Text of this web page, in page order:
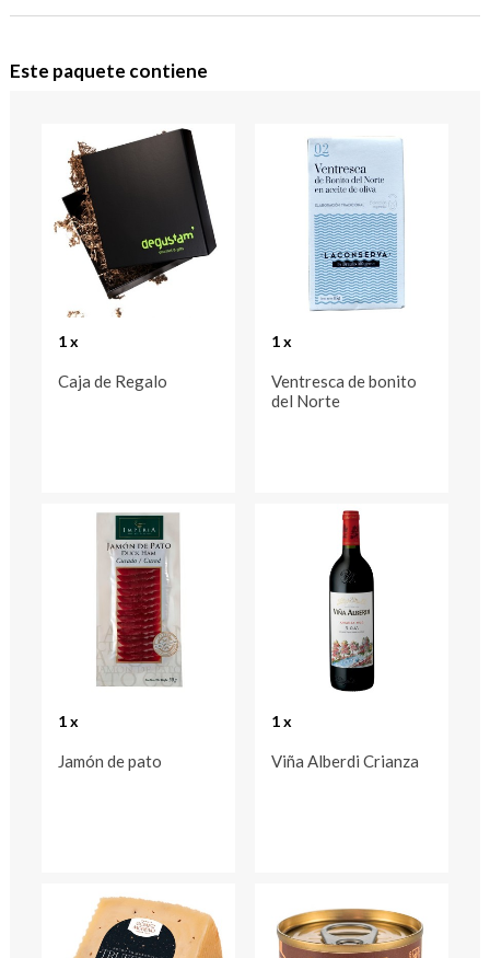
Este paquete contiene
1 x
Caja de Regalo
1 x
Ventresca de bonito
del Norte
1 x
Jamón de pato
1 x
Viña Alberdi Crianza